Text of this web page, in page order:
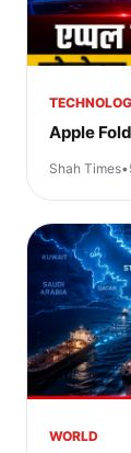
Apple
Shah Times•
WORLD